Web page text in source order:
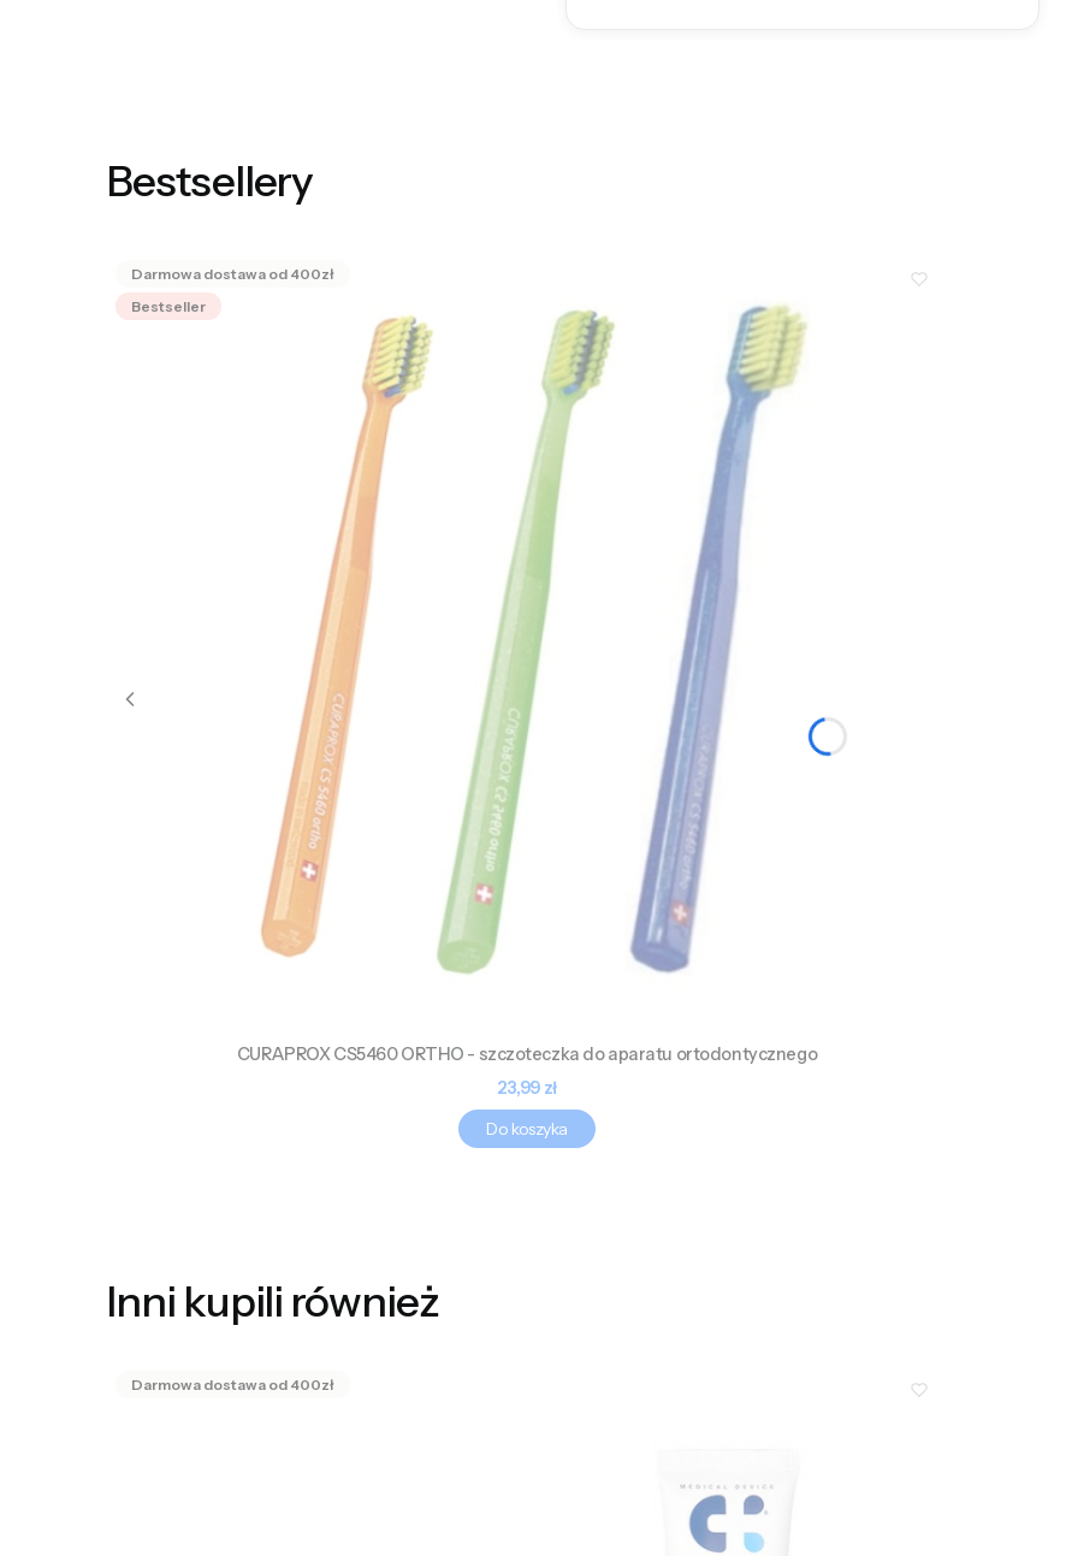
Bestsellery
Bestseller
CURAPROX CS5460 ORTHO - szczoteczka do aparatu ortodontycznego
Cena
23,99 zł
Do koszyka
Inni kupili również